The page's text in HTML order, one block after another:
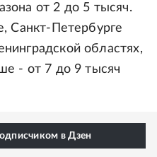
от 2 до 5 тысяч.
Санкт-Петербурге
областях,
- от 7 до 9 тысяч
в Дзен